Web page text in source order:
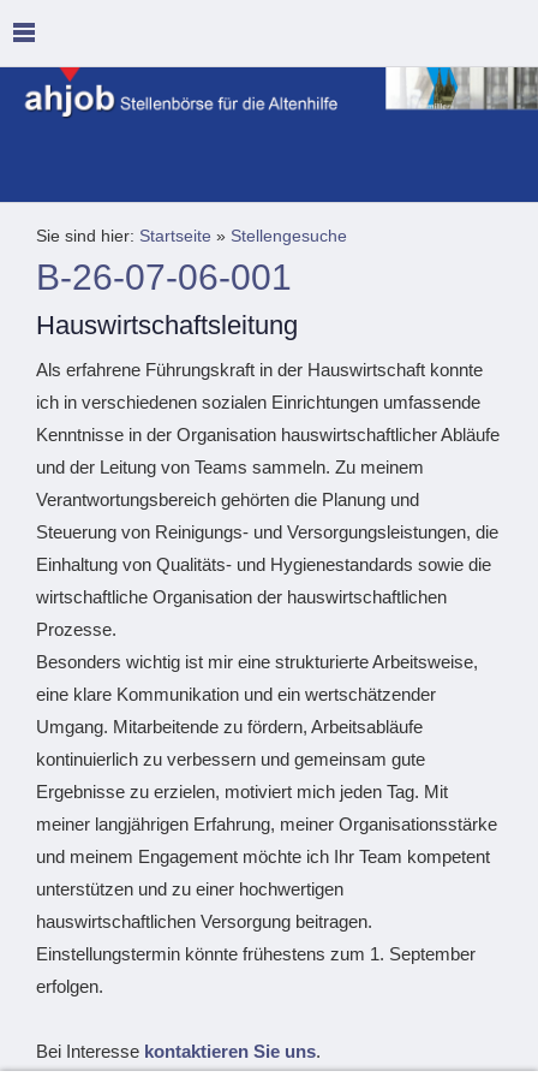
Sie sind hier: Startseite » Stellengesuche
B-26-07-06-001
Hauswirtschaftsleitung
Als erfahrene Führungskraft in der Hauswirtschaft konnte
ich in verschiedenen sozialen Einrichtungen umfassende
Kenntnisse in der Organisation hauswirtschaftlicher Abläufe
und der Leitung von Teams sammeln. Zu meinem
Verantwortungsbereich gehörten die Planung und
Steuerung von Reinigungs- und Versorgungsleistungen, die
Einhaltung von Qualitäts- und Hygienestandards sowie die
wirtschaftliche Organisation der hauswirtschaftlichen
Prozesse.
Besonders wichtig ist mir eine strukturierte Arbeitsweise,
eine klare Kommunikation und ein wertschätzender
Umgang. Mitarbeitende zu fördern, Arbeitsabläufe
kontinuierlich zu verbessern und gemeinsam gute
Ergebnisse zu erzielen, motiviert mich jeden Tag. Mit
meiner langjährigen Erfahrung, meiner Organisationsstärke
und meinem Engagement möchte ich Ihr Team kompetent
unterstützen und zu einer hochwertigen
hauswirtschaftlichen Versorgung beitragen.
Einstellungstermin könnte frühestens zum 1. September
erfolgen.
Bei Interesse kontaktieren Sie uns.